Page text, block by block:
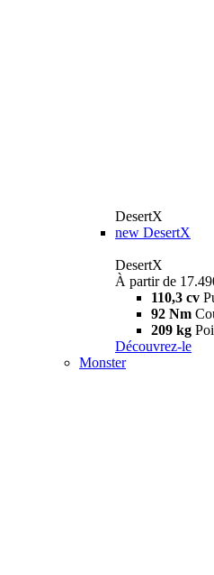
DesertX
new DesertX
DesertX
À partir de
110,3 cv
92 Nm
209 kg
Découvrez-le
Monster